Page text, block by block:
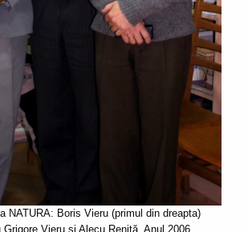
NATURA: Boris Vieru (primul din dreapta)
Vieru și Alecu Reniță. Anul 2006.